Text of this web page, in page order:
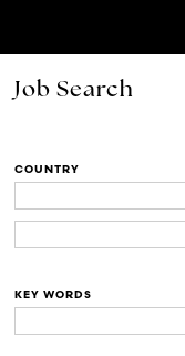
Job Search
COUNTRY
KEY WORDS